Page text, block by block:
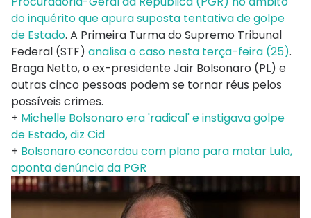
do inquérito que apura suposta tentativa de golpe
de Estado. A Primeira Turma do Supremo Tribunal
Federal (STF) analisa o caso nesta terça-feira (25).
Braga Netto, o ex-presidente Jair Bolsonaro (PL) e
outras cinco pessoas podem se tornar réus pelos
possíveis crimes.
+ Michelle Bolsonaro era 'radical' e instigava golpe
de Estado, diz Cid
+ Bolsonaro concordou com plano para matar Lula,
aponta denúncia da PGR